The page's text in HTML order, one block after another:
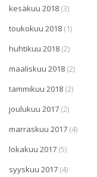
kesäkuu 2018 (3)
toukokuu 2018 (1)
huhtikuu 2018 (2)
maaliskuu 2018 (2)
tammikuu 2018 (2)
joulukuu 2017 (2)
marraskuu 2017 (4)
lokakuu 2017 (5)
syyskuu 2017 (4)